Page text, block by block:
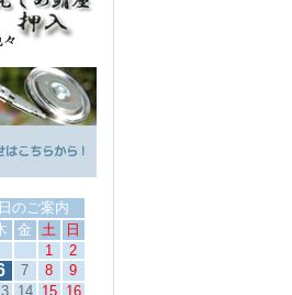
のご案内
金 土
日
1
2
7 8
9
14 15 16